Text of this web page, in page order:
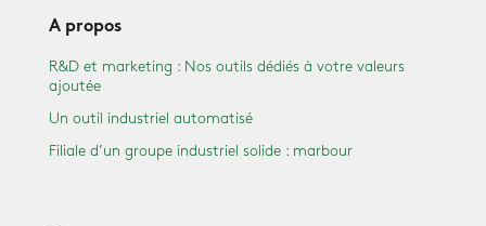
A propos
R&D et marketing : Nos outils dédiés à votre valeurs
ajoutée
Un outil industriel automatisé
Filiale d’un groupe industriel solide : marbour